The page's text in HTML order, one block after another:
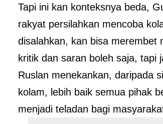
Tapi ini kan konteksnya beda,
rakyat persilahkan mencoba
disalahkan, kan bisa merembet
kritik dan saran boleh saja, tapi
Ruslan menekankan, daripada
kolam, lebih baik semua pihak
menjadi teladan bagi